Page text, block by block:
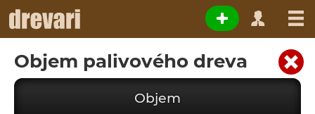
Objem palivového dreva
Objem